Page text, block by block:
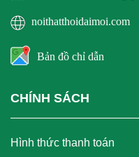
noithatthoidaimoi.com
Bản đồ chỉ dẫn
CHÍNH SÁCH
Hình thức thanh toán